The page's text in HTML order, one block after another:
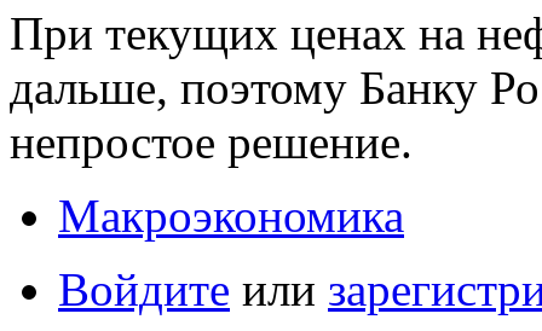
При текущих ценах на
дальше, поэтому Банку
непростое решение.
Макроэкономика
Войдите или